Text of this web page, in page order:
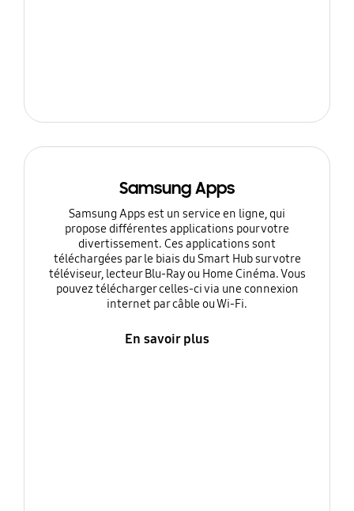
Samsung Apps
Samsung Apps est un service en ligne, qui
propose différentes applications pour votre
divertissement. Ces applications sont
téléchargées par le biais du Smart Hub sur votre
téléviseur, lecteur Blu-Ray ou Home Cinéma. Vous
pouvez télécharger celles-ci via une connexion
internet par câble ou Wi-Fi.
En savoir plus